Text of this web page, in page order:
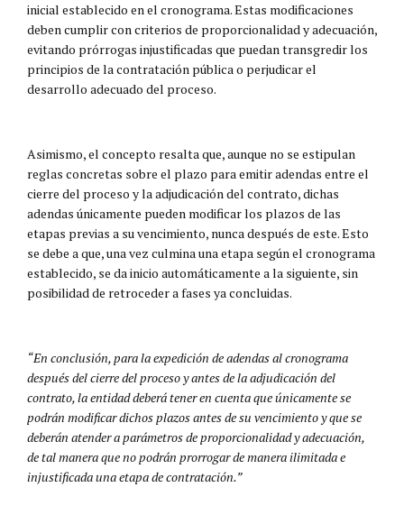
inicial establecido en el cronograma. Estas modificaciones
deben cumplir con criterios de proporcionalidad y adecuación,
evitando prórrogas injustificadas que puedan transgredir los
principios de la contratación pública o perjudicar el
desarrollo adecuado del proceso.
Asimismo, el concepto resalta que, aunque no se estipulan
reglas concretas sobre el plazo para emitir adendas entre el
cierre del proceso y la adjudicación del contrato, dichas
adendas únicamente pueden modificar los plazos de las
etapas previas a su vencimiento, nunca después de este. Esto
se debe a que, una vez culmina una etapa según el cronograma
establecido, se da inicio automáticamente a la siguiente, sin
posibilidad de retroceder a fases ya concluidas.
“En conclusión, para la expedición de adendas al cronograma
después del cierre del proceso y antes de la adjudicación del
contrato, la entidad deberá tener en cuenta que únicamente se
podrán modificar dichos plazos antes de su vencimiento y que se
deberán atender a parámetros de proporcionalidad y adecuación,
de tal manera que no podrán prorrogar de manera ilimitada e
injustificada una etapa de contratación.”